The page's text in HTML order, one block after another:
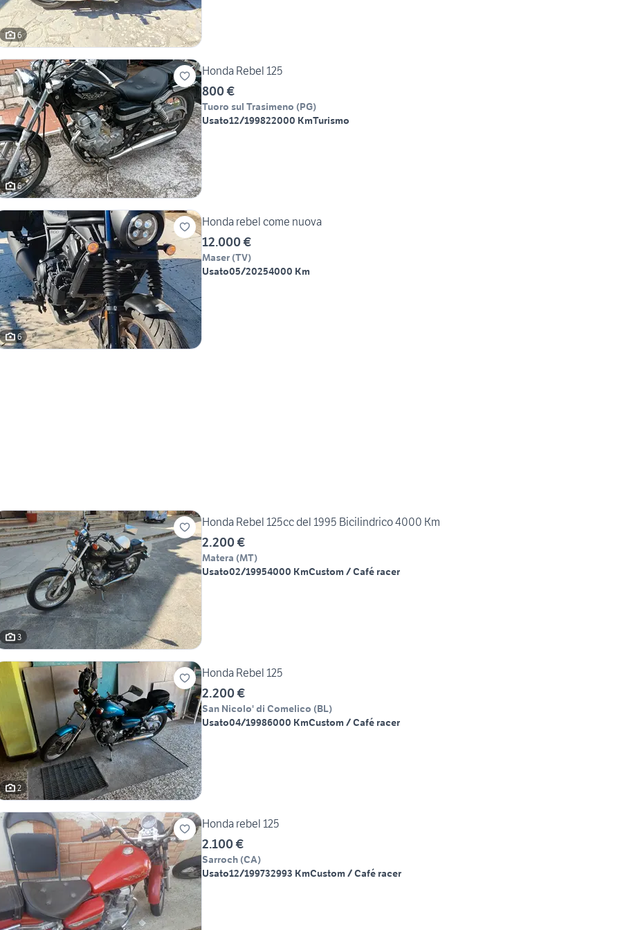
6
6
Honda Rebel 125
800 €
Tuoro sul Trasimeno (PG)
Usato12/199822000 KmTurismo
6
Honda rebel come nuova
12.000 €
Maser (TV)
Usato05/20254000 Km
3
Honda Rebel 125cc del 1995 Bicilindrico 4000 Km
2.200 €
Matera (MT)
Usato02/19954000 KmCustom / Café racer
2
Honda Rebel 125
2.200 €
San Nicolo' di Comelico (BL)
Usato04/19986000 KmCustom / Café racer
Honda rebel 125
2.100 €
Sarroch (CA)
Usato12/199732993 KmCustom / Café racer